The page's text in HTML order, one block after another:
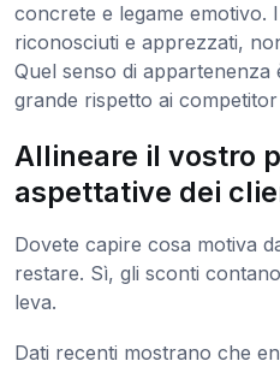
concrete e legame emotivo.
riconosciuti e apprezzati,
Quel senso di
grande rispetto ai
Allineare il vostro
aspettative dei
Dovete capire cosa motiva
restare. Sì, gli sconti
leva.
Dati recenti mostrano che